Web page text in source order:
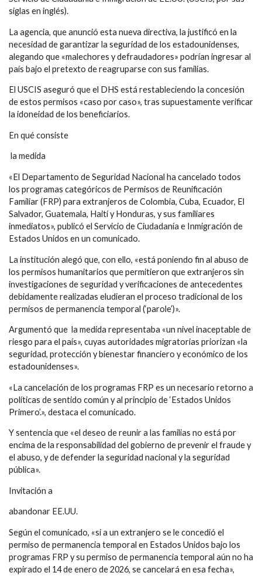
siglas en inglés).
La agencia, que anunció esta nueva directiva, la justificó en la
necesidad de garantizar la seguridad de los estadounidenses,
alegando que «malechores y defraudadores» podrían ingresar al
país bajo el pretexto de reagruparse con sus familias.
El USCIS aseguró que el DHS está restableciendo la concesión
de estos permisos «caso por caso», tras supuestamente verificar
la idoneidad de los beneficiarios.
En qué consiste
la medida
«El Departamento de Seguridad Nacional ha cancelado todos
los programas categóricos de Permisos de Reunificación
Familiar (FRP) para extranjeros de Colombia, Cuba, Ecuador, El
Salvador, Guatemala, Haití y Honduras, y sus familiares
inmediatos», publicó el Servicio de Ciudadanía e Inmigración de
Estados Unidos en un comunicado.
La institución alegó que, con ello, «está poniendo fin al abuso de
los permisos humanitarios que permitieron que extranjeros sin
investigaciones de seguridad y verificaciones de antecedentes
debidamente realizadas eludieran el proceso tradicional de los
permisos de permanencia temporal (‘parole’)».
Argumentó que la medida representaba «un nivel inaceptable de
riesgo para el país», cuyas autoridades migratorias priorizan «la
seguridad, protección y bienestar financiero y económico de los
estadounidenses».
«La cancelación de los programas FRP es un necesario retorno a
políticas de sentido común y al principio de ‘Estados Unidos
Primero’.», destaca el comunicado.
Y sentencia que «el deseo de reunir a las familias no está por
encima de la responsabilidad del gobierno de prevenir el fraude y
el abuso, y de defender la seguridad nacional y la seguridad
pública».
Invitación a
abandonar EE.UU.
Según el comunicado, «si a un extranjero se le concedió el
permiso de permanencia temporal en Estados Unidos bajo los
programas FRP y su permiso de permanencia temporal aún no ha
expirado el 14 de enero de 2026, se cancelará en esa fecha»,